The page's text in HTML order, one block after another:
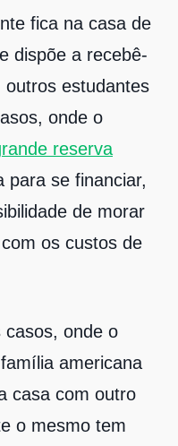
fica na casa de
dispõe a recebê-
outros estudantes
onde o
reserva
para se financiar,
de morar
os custos de
casos, onde o
americana
casa com outro
o mesmo tem